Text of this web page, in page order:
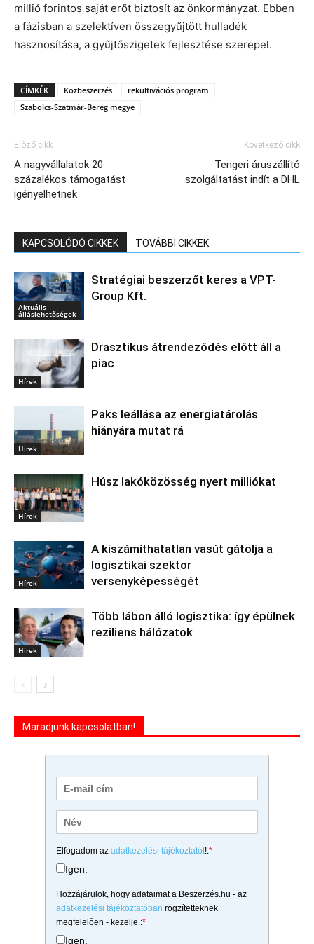
millió forintos saját erőt biztosít az önkormányzat. Ebben
a fázisban a szelektíven összegyűjtött hulladék
hasznosítása, a gyűjtőszigetek fejlesztése szerepel.
CÍMKÉK Közbeszerzés
rekultivációs program
Szabolcs-Szatmár-Bereg megye
Előző cikk
A nagyvállalatok 20
százalékos támogatást
igényelhetnek
Következő cikk
Tengeri áruszállító
szolgáltatást indít a DHL
KAPCSOLÓDÓ CIKKEK TOVÁBBI CIKKEK
Aktuális
álláslehetőségek
Stratégiai beszerzőt keres a VPT-
Group Kft.
Hírek
Drasztikus átrendeződés előtt áll a
piac
Hírek
Paks leállása az energiatárolás
hiányára mutat rá
Hírek
Húsz lakóközösség nyert milliókat
Hírek
A kiszámíthatatlan vasút gátolja a
logisztikai szektor
versenyképességét
Hírek
Több lábon álló logisztika: így épülnek
reziliens hálózatok
Maradjunk kapcsolatban!
Elfogadom az adatkezelési tájékoztatót!:*
Igen.
Hozzájárulok, hogy adataimat a Beszerzés.hu - az
adatkezelési tájékoztatóban rögzítetteknek
megfelelően - kezelje.:*
Igen.